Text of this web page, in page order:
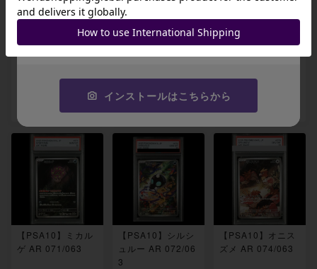
【PSA10】リオル
AR 068/063
【PSA10】マーシ
ャドー AR 069/06
¥ 6,380 ~
出品数 1
【PSA10】キョジ
オーン AR 070/06
¥ 5,399 ~
出品数 5
【PSA10】ミカル
ゲ AR 071/063
【PSA10】シルシ
ュルー AR 072/06
3
【PSA10】オニス
ズメ AR 074/063
JA9XS8
コピーする
インストールはこちらから